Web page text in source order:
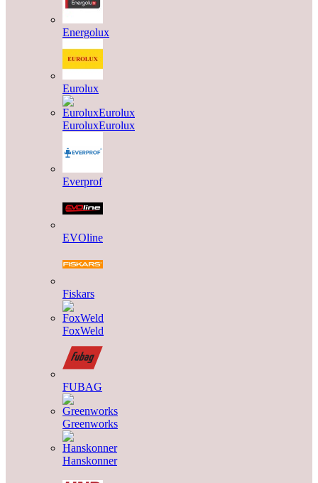
Energolux
Eurolux
EuroluxEurolux
Everprof
EVOline
Fiskars
FoxWeld
FUBAG
Greenworks
Hanskonner